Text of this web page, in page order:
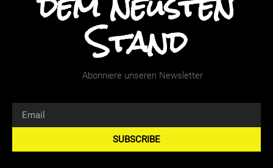
Stand
Abonniere unseren Newsletter
SUBSCRIBE